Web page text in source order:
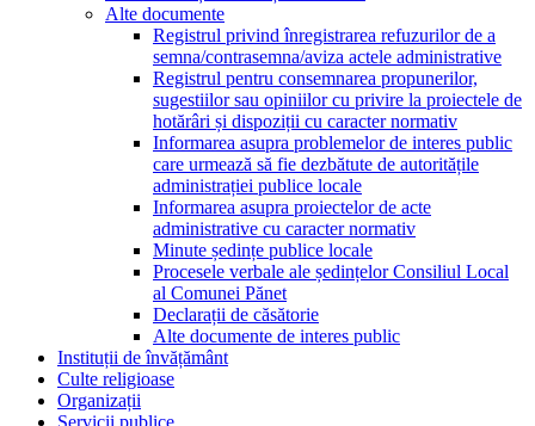
Alte documente
Registrul privind înregistrarea refuzurilor de a
semna/contrasemna/aviza actele administrative
Registrul pentru consemnarea propunerilor,
sugestiilor sau opiniilor cu privire la proiectele de
hotărâri și dispoziții cu caracter normativ
Informarea asupra problemelor de interes public
care urmează să fie dezbătute de autoritățile
administrației publice locale
Informarea asupra proiectelor de acte
administrative cu caracter normativ
Minute ședințe publice locale
Procesele verbale ale ședințelor Consiliul Local
al Comunei Pănet
Declarații de căsătorie
Alte documente de interes public
Instituții de învățământ
Culte religioase
Organizații
Servicii publice